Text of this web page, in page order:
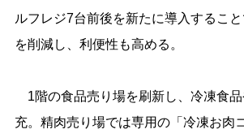
ルフレジ7台前後を新たに導入するこ
を削減し、利便性も高める。
1階の食品売り場を刷新し、冷凍食
充。精肉売り場では専用の「冷凍お肉